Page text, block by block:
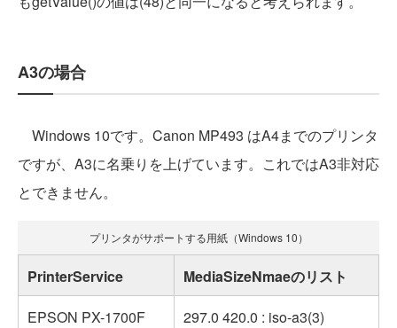
A3の場合
Windows 10です。Canon MP493 はA4までのプリンタ
ですが、A3に名乗りを上げています。これではA3非対応
とできません。
プリンタがサポートする用紙（Windows 10）
PrinterService
MediaSizeNmaeのリスト
EPSON PX-1700F
297.0 420.0 : iso-a3(3)